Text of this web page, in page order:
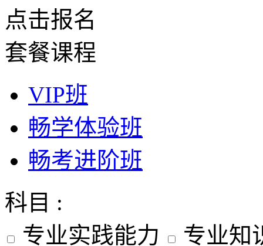
点击报名
套餐课程
VIP班
畅学体验班
畅考进阶班
科目 :
专业实践能力
专业知